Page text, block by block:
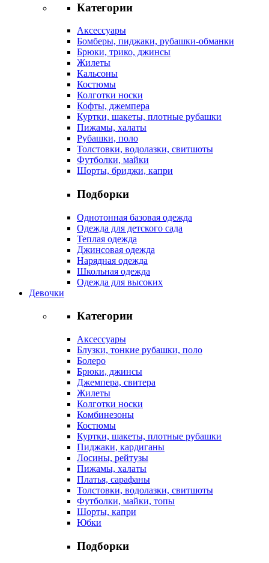
Категории
Аксессуары
Бомберы, пиджаки, рубашки-обманки
Брюки, трико, джинсы
Жилеты
Кальсоны
Костюмы
Колготки носки
Кофты, джемпера
Куртки, шакеты, плотные рубашки
Пижамы, халаты
Рубашки, поло
Толстовки, водолазки, свитшоты
Футболки, майки
Шорты, бриджи, капри
Подборки
Однотонная базовая одежда
Одежда для детского сада
Теплая одежда
Джинсовая одежда
Нарядная одежда
Школьная одежда
Одежда для высоких
Девочки
Категории
Аксессуары
Блузки, тонкие рубашки, поло
Болеро
Брюки, джинсы
Джемпера, свитера
Жилеты
Колготки носки
Комбинезоны
Костюмы
Куртки, шакеты, плотные рубашки
Пиджаки, кардиганы
Лосины, рейтузы
Пижамы, халаты
Платья, сарафаны
Толстовки, водолазки, свитшоты
Футболки, майки, топы
Шорты, капри
Юбки
Подборки